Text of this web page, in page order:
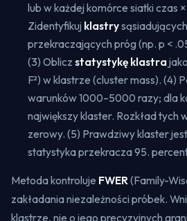
lub w każdej komórce siatki czas
Zidentyfikuj klastry
przekraczających próg (np. p <
(3) Oblicz statystykę klastra
F²) w klastrze (cluster mass). (4)
warunków 1000–5000 razy; dla
największy klaster. Rozkład tych
zerowy. (5) Prawdziwy klaster
statystyka przekracza 95.
Metoda kontroluje FWER (Family-
zakładania niezależności próbek.
klastrze, nie o jego precyzyjnych